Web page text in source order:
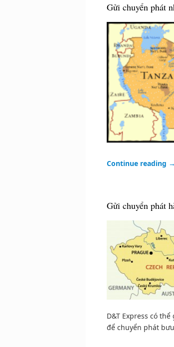
Gửi chuyển phát
Continue reading →
Gửi chuyển phát
D&T Express có
để chuyển phát